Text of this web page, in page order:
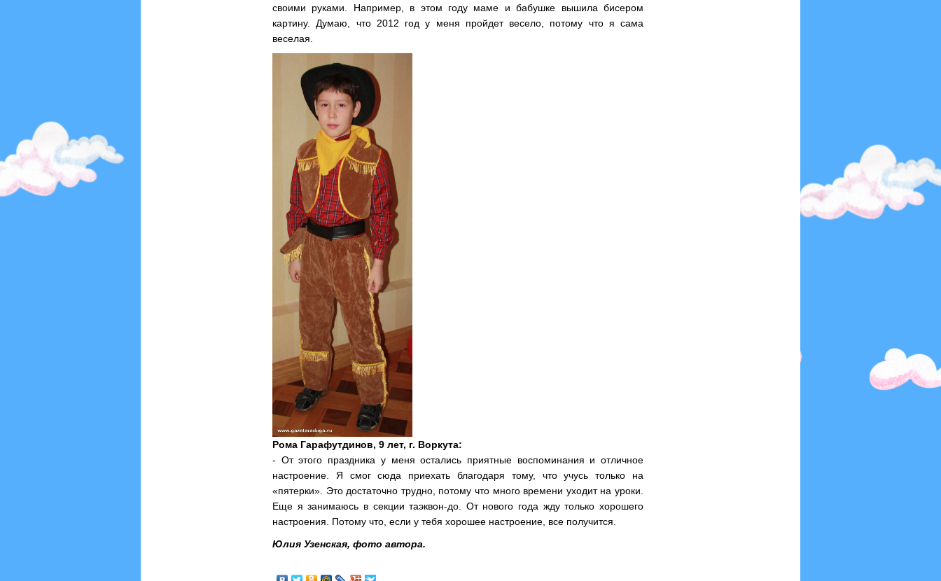
своими руками. Например, в этом году маме и бабушке вышила бисером
картину. Думаю, что 2012 год у меня пройдет весело, потому что я сама
веселая.
Рома Гарафутдинов, 9 лет, г. Воркута:
- От этого праздника у меня остались приятные воспоминания и отличное
настроение. Я смог сюда приехать благодаря тому, что учусь только на
«пятерки». Это достаточно трудно, потому что много времени уходит на уроки.
Еще я занимаюсь в секции таэквон-до. От нового года жду только хорошего
настроения. Потому что, если у тебя хорошее настроение, все получится.
Юлия Узенская, фото автора.